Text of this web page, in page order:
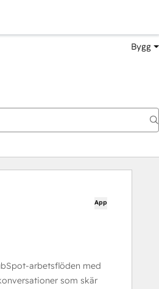
Bygg
App
arbetsflöden med
som skär